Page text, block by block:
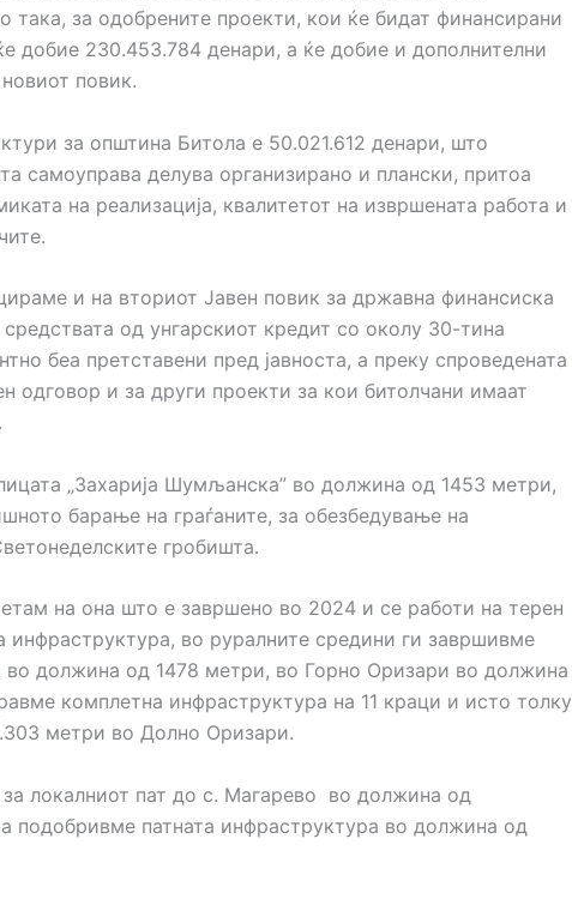
така, за одобрените проекти, кои ќе бидат финансирани
добие 230.453.784 денари, а ќе добие и дополнителни
повик.
за општина Битола е 50.021.612 денари, што
самоуправа делува организирано и плански, притоа
на реализација, квалитетот на извршената работа и
и на вториот Јавен повик за државна финансиска
од унгарскиот кредит со околу 30-тина
беа претставени пред јавноста, а преку спроведената
одговор и за други проекти за кои битолчани имаат
„Захарија Шумљанска” во должина од 1453 метри,
барање на граѓаните, за обезбедување на
гробишта.
на она што е завршено во 2024 и се работи на терен
инфраструктура, во руралните средини ги завршивме
во должина од 1478 метри, во Горно Оризари во должина
комплетна инфраструктура на 11 краци и исто толку
метри во Долно Оризари.
локалниот пат до с. Магарево во должина од
подобривме патната инфраструктура во должина од